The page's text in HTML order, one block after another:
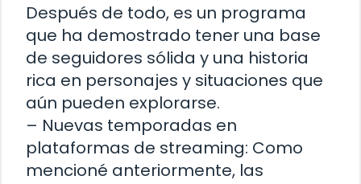
Después de todo, es un programa
que ha demostrado tener una base
de seguidores sólida y una historia
rica en personajes y situaciones que
aún pueden explorarse.
– Nuevas temporadas en
plataformas de streaming: Como
mencioné anteriormente, las